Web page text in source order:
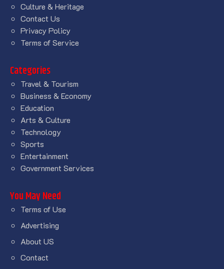
Culture & Heritage
Contact Us
Privacy Policy
Terms of Service
Categories
Travel & Tourism
Business & Economy
Education
Arts & Culture
Technology
Sports
Entertainment
Government Services
You May Need
Terms of Use
Advertising
About US
Contact